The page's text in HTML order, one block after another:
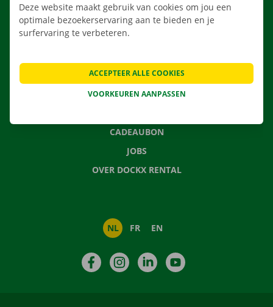
VERHUISOPLOSSINGEN
CONTACTEER ONS
VEELGESTELDE VRAGEN
CADEAUBON
JOBS
OVER DOCKX RENTAL
NL FR EN
FacebookInstagramLinkedIn
Deze website maakt gebruik van cookies om jou een
optimale bezoekerservaring aan te bieden en je
surfervaring te verbeteren.
VOORKEUREN AANPASSEN
ACCEPTEER ALLE COOKIES